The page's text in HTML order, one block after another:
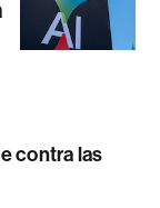
contra las